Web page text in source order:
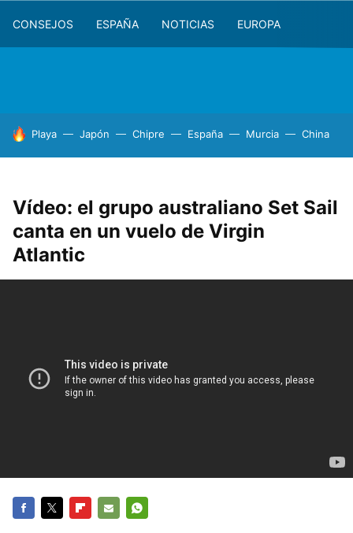
CONSEJOS ESPAÑA NOTICIAS EUROPA
HOY SE HABLA DE
Playa Japón Chipre España Murcia China
Vídeo: el grupo australiano Set Sail
canta en un vuelo de Virgin
Atlantic